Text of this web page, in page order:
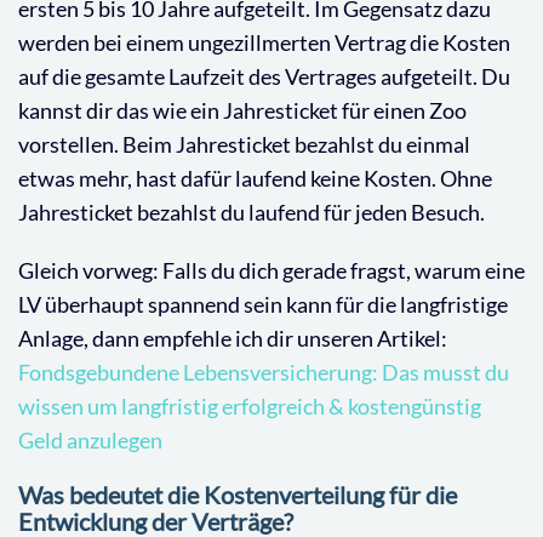
ersten 5 bis 10 Jahre aufgeteilt. Im Gegensatz dazu
werden bei einem ungezillmerten Vertrag die Kosten
auf die gesamte Laufzeit des Vertrages aufgeteilt. Du
kannst dir das wie ein Jahresticket für einen Zoo
vorstellen. Beim Jahresticket bezahlst du einmal
etwas mehr, hast dafür laufend keine Kosten. Ohne
Jahresticket bezahlst du laufend für jeden Besuch.
Gleich vorweg: Falls du dich gerade fragst, warum eine
LV überhaupt spannend sein kann für die langfristige
Anlage, dann empfehle ich dir unseren Artikel:
Fondsgebundene Lebensversicherung: Das musst du
wissen um langfristig erfolgreich & kostengünstig
Geld anzulegen
Was bedeutet die Kostenverteilung für die
Entwicklung der Verträge?